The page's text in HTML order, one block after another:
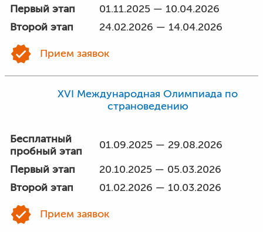
Первый этап
01.11.2025 — 10.04.2026
Второй этап
24.02.2026 — 14.04.2026
Прием заявок
XVI Международная Олимпиада по
страноведению
Бесплатный
пробный этап
01.09.2025 — 29.08.2026
Первый этап
20.10.2025 — 05.03.2026
Второй этап
01.02.2026 — 10.03.2026
Прием заявок